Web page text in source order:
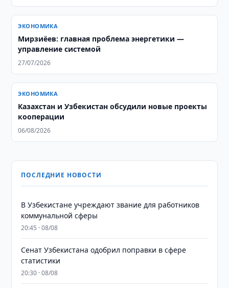
ЭКОНОМИКА
Мирзиёев: главная проблема энергетики —
управление системой
27/07/2026
ЭКОНОМИКА
Казахстан и Узбекистан обсудили новые проекты
кооперации
06/08/2026
ПОСЛЕДНИЕ НОВОСТИ
В Узбекистане учреждают звание для работников
коммунальной сферы
20:45 · 08/08
Сенат Узбекистана одобрил поправки в сфере
статистики
20:30 · 08/08